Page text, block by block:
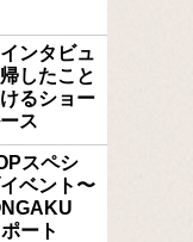
ンタビュ
したこと
るショー
ス
スペシ
ベント〜
ート